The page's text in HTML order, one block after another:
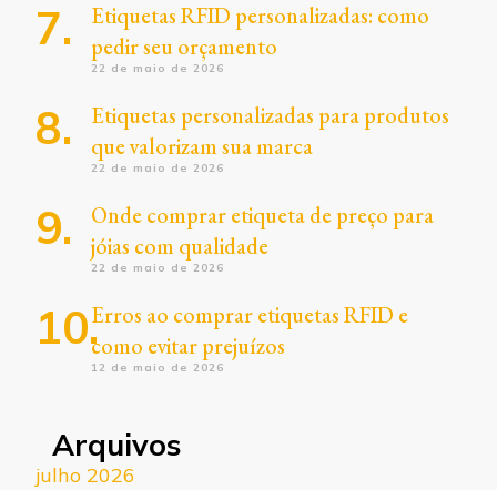
Etiquetas RFID personalizadas: como
pedir seu orçamento
22 de maio de 2026
Etiquetas personalizadas para produtos
que valorizam sua marca
22 de maio de 2026
Onde comprar etiqueta de preço para
jóias com qualidade
22 de maio de 2026
Erros ao comprar etiquetas RFID e
como evitar prejuízos
12 de maio de 2026
Arquivos
julho 2026